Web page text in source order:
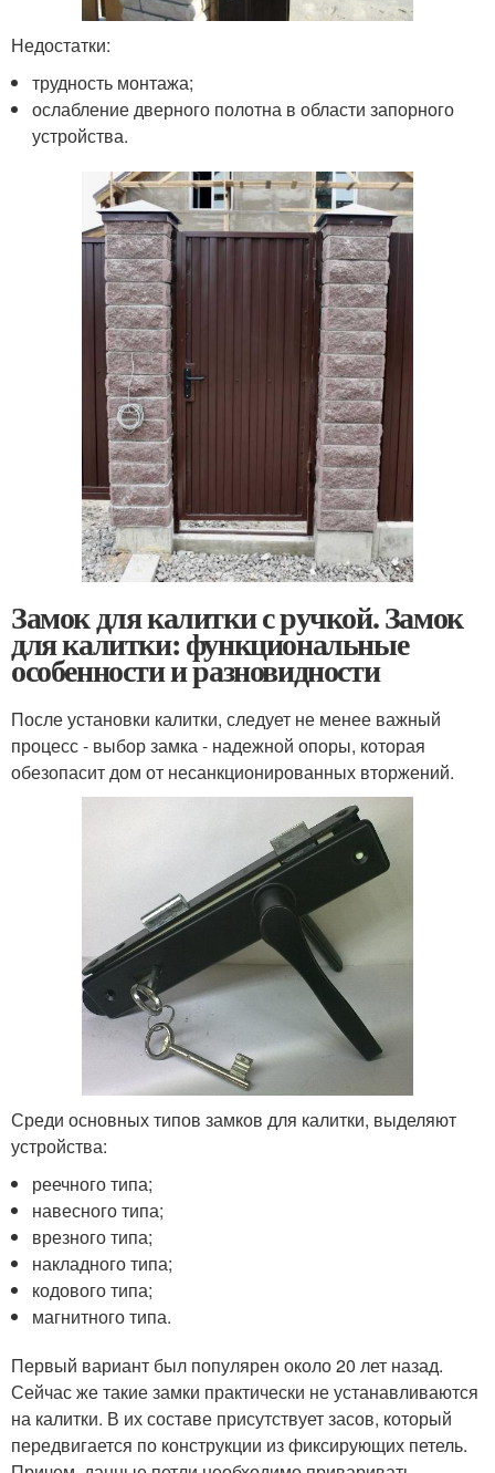
Недостатки:
трудность монтажа;
ослабление дверного полотна в области запорного
устройства.
Замок для калитки с ручкой. Замок
для калитки: функциональные
особенности и разновидности
После установки калитки, следует не менее важный
процесс - выбор замка - надежной опоры, которая
обезопасит дом от несанкционированных вторжений.
Среди основных типов замков для калитки, выделяют
устройства:
реечного типа;
навесного типа;
врезного типа;
накладного типа;
кодового типа;
магнитного типа.
Первый вариант был популярен около 20 лет назад.
Сейчас же такие замки практически не устанавливаются
на калитки. В их составе присутствует засов, который
передвигается по конструкции из фиксирующих петель.